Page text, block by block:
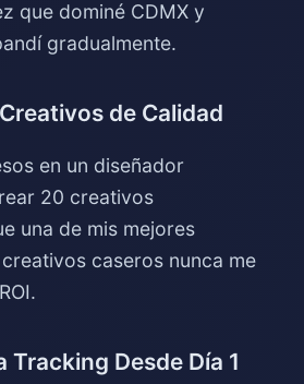
que dominé CDMX y
gradualmente.
de Calidad
en un diseñador
20 creativos
una de mis mejores
caseros nunca me
Tracking Desde Día 1